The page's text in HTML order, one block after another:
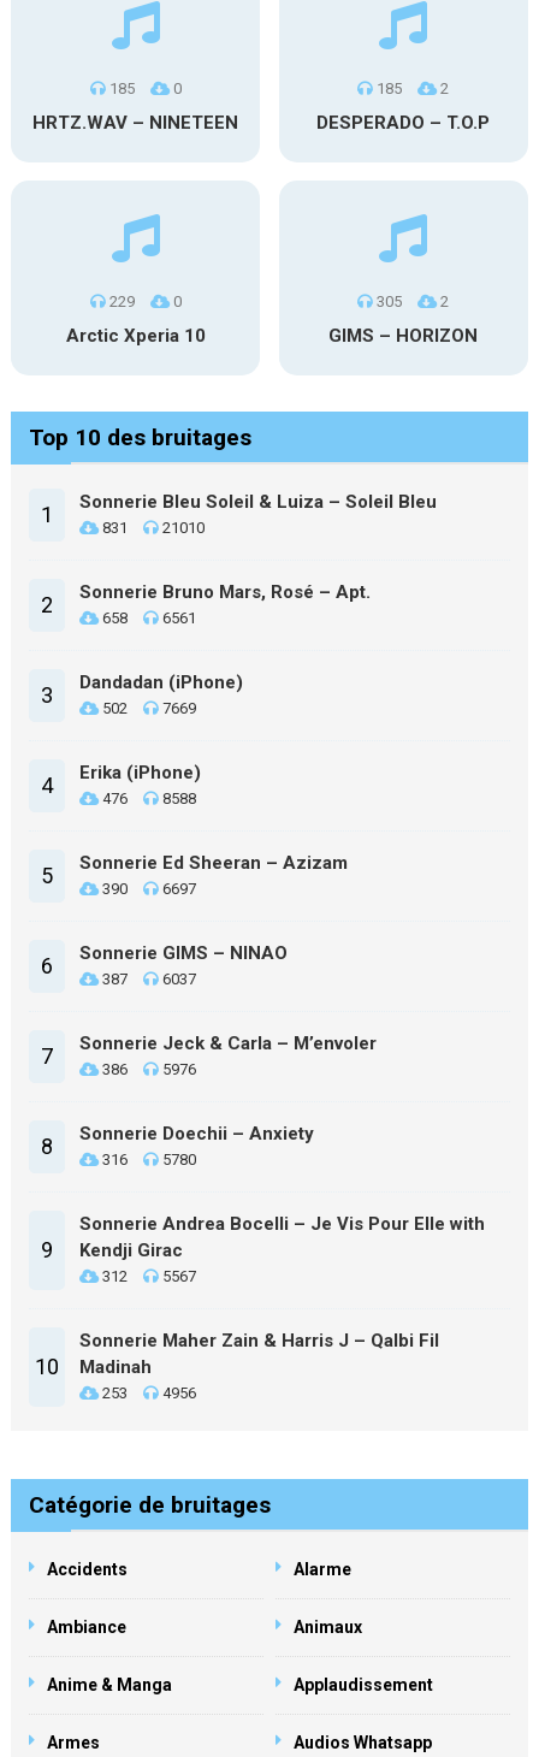
185 0
HRTZ.WAV – NINETEEN
185 2
DESPERADO – T.O.P
229 0
Arctic Xperia 10
305 2
GIMS – HORIZON
Top 10 des bruitages
1 Sonnerie Bleu Soleil & Luiza – Soleil Bleu
831 21010
2 Sonnerie Bruno Mars, Rosé – Apt.
658 6561
3 Dandadan (iPhone)
502 7669
4 Erika (iPhone)
476 8588
5 Sonnerie Ed Sheeran – Azizam
390 6697
6 Sonnerie GIMS – NINAO
387 6037
7 Sonnerie Jeck & Carla – M’envoler
386 5976
8 Sonnerie Doechii – Anxiety
316 5780
9
Sonnerie Andrea Bocelli – Je Vis Pour Elle with
Kendji Girac
312 5567
10
Sonnerie Maher Zain & Harris J – Qalbi Fil
Madinah
253 4956
Catégorie de bruitages
Accidents Alarme
Ambiance Animaux
Anime & Manga Applaudissement
Armes Audios Whatsapp